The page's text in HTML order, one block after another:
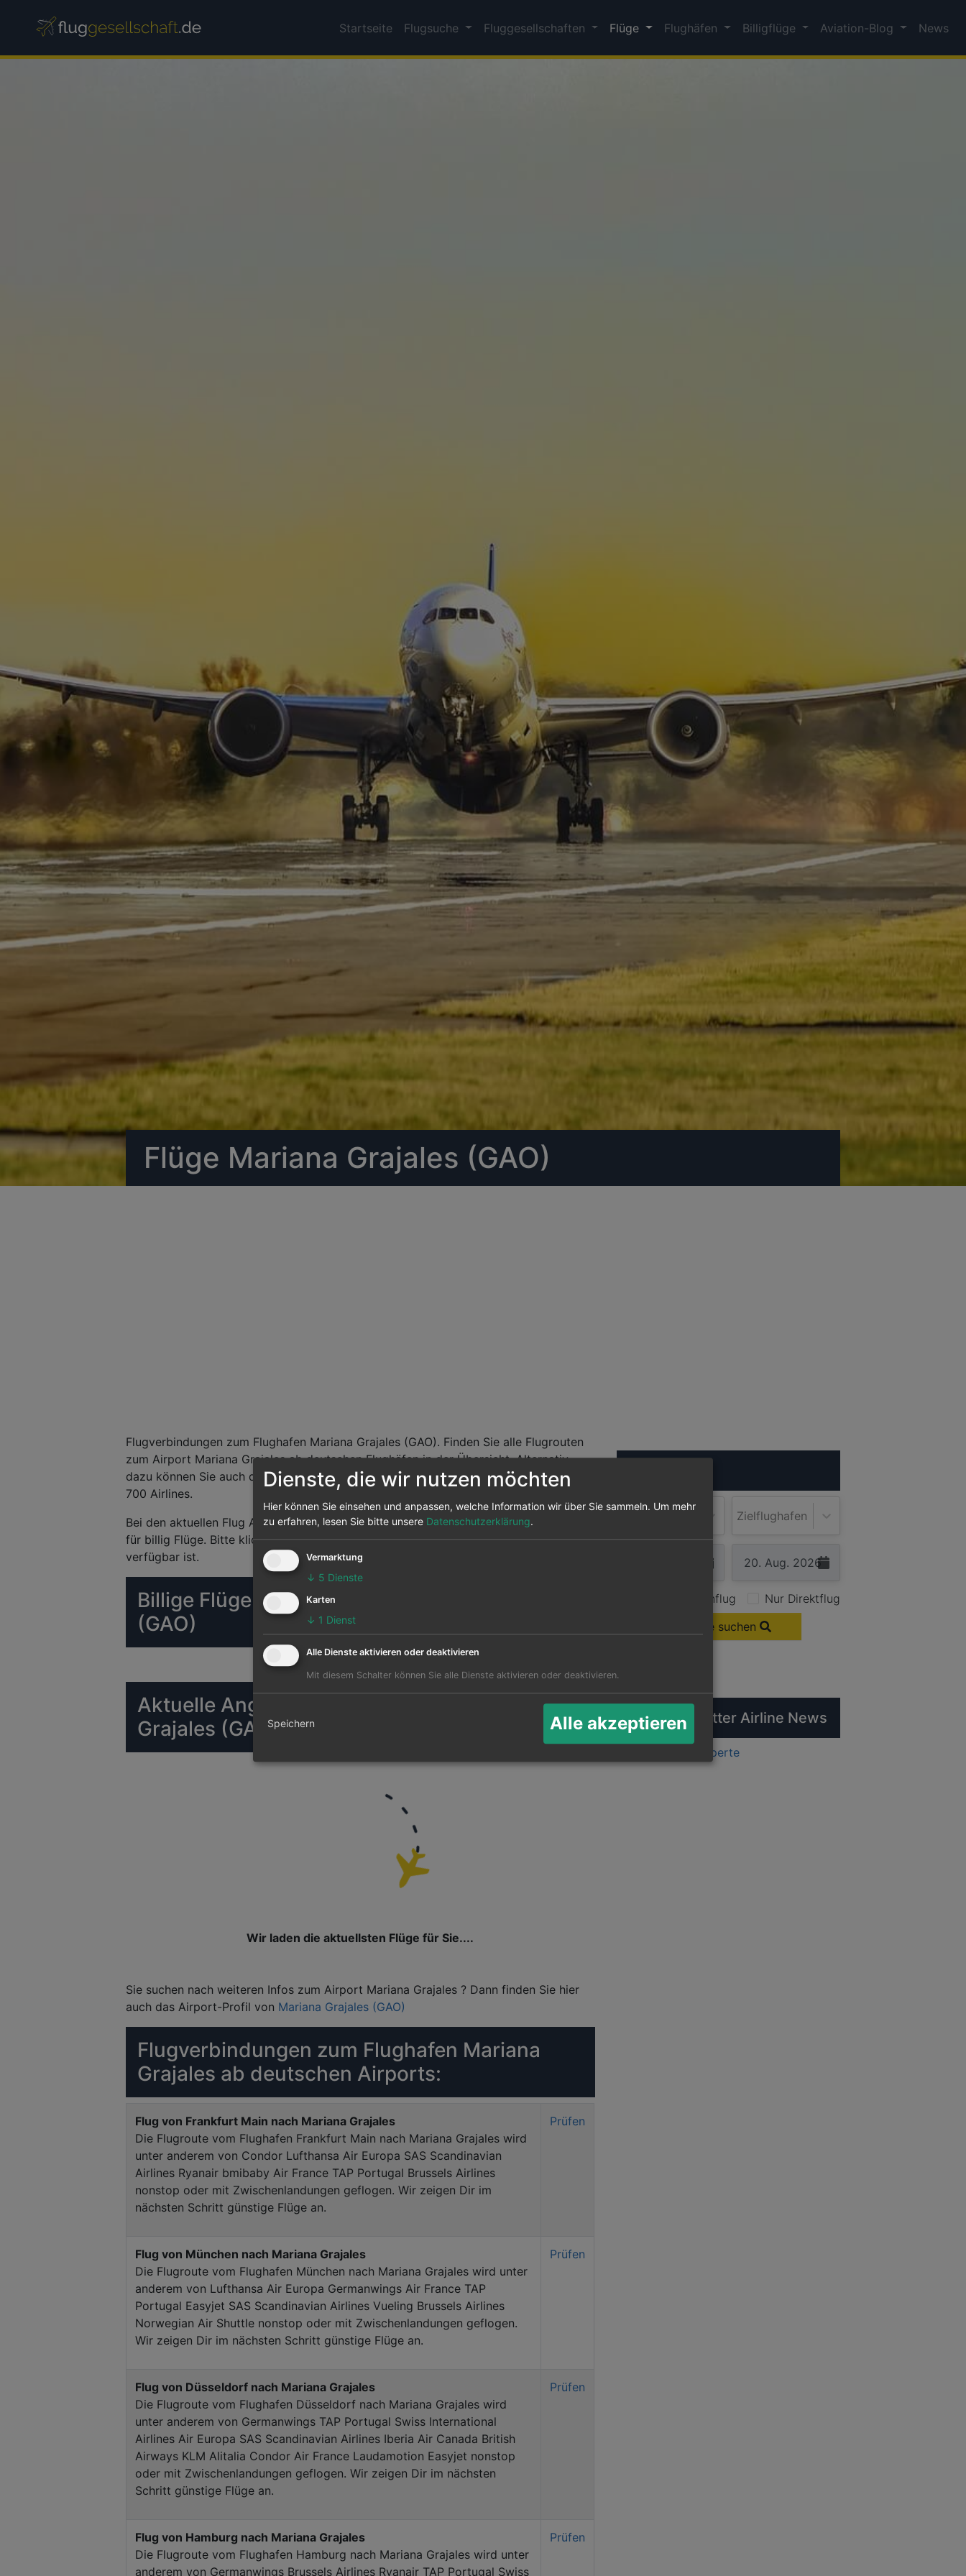
Startseite Flugsuche Fluggesellschaften Flüge Flughäfen Billigflüge Aviation-Blog News
Flüge Mariana Grajales (GAO)
Flugverbindungen zum Flughafen Mariana Grajales (GAO). Finden Sie alle Flugrouten
zum Airport Mariana Grajales ab deutschen Flughäfen in der Übersicht. Alternativ
dazu können Sie auch die Flugsuche nutzen. Wir vergleichen die Flugpreise von über
700 Airlines.
Bei den aktuellen Flug Angeboten handelt es sich um Daten aus unserem Preisarchiv
für billig Flüge. Bitte klicken Sie nochmals auf prüfen um sehen, ob der Flug noch
verfügbar ist.
Billige Flüge (Matrix) nach Mariana Grajales
(GAO)
Aktuelle Angebote für Flüge nach Mariana
Grajales (GAO)
Wir laden die aktuellsten Flüge für Sie....
Sie suchen nach weiteren Infos zum Airport Mariana Grajales ? Dann finden Sie hier
auch das Airport-Profil von Mariana Grajales (GAO)
Flugverbindungen zum Flughafen Mariana
Grajales ab deutschen Airports:
Flug von Frankfurt Main nach Mariana Grajales
Die Flugroute vom Flughafen Frankfurt Main nach Mariana Grajales wird
unter anderem von Condor Lufthansa Air Europa SAS Scandinavian
Airlines Ryanair bmibaby Air France TAP Portugal Brussels Airlines
nonstop oder mit Zwischenlandungen geflogen. Wir zeigen Dir im
nächsten Schritt günstige Flüge an.
Prüfen
Flug von München nach Mariana Grajales
Die Flugroute vom Flughafen München nach Mariana Grajales wird unter
anderem von Lufthansa Air Europa Germanwings Air France TAP
Portugal Easyjet SAS Scandinavian Airlines Vueling Brussels Airlines
Norwegian Air Shuttle nonstop oder mit Zwischenlandungen geflogen.
Wir zeigen Dir im nächsten Schritt günstige Flüge an.
Prüfen
Flug von Düsseldorf nach Mariana Grajales
Die Flugroute vom Flughafen Düsseldorf nach Mariana Grajales wird
unter anderem von Germanwings TAP Portugal Swiss International
Airlines Air Europa SAS Scandinavian Airlines Iberia Air Canada British
Airways KLM Alitalia Condor Air France Laudamotion Easyjet nonstop
oder mit Zwischenlandungen geflogen. Wir zeigen Dir im nächsten
Schritt günstige Flüge an.
Prüfen
Flug von Hamburg nach Mariana Grajales
Die Flugroute vom Flughafen Hamburg nach Mariana Grajales wird unter
anderem von Germanwings Brussels Airlines Ryanair TAP Portugal Swiss
Prüfen
Zielflughafen
Nur Hinflug
Nur Direktflug
Flüge suchen
Aktuelle Twitter Airline News
Tweets by flugexperte
Dienste, die wir nutzen möchten
Hier können Sie einsehen und anpassen, welche Information wir über Sie sammeln. Um mehr
zu erfahren, lesen Sie bitte unsere Datenschutzerklärung.
Vermarktung
↓ 5 Dienste
Karten
↓ 1 Dienst
Alle Dienste aktivieren oder deaktivieren
Mit diesem Schalter können Sie alle Dienste aktivieren oder deaktivieren.
Speichern Alle akzeptieren